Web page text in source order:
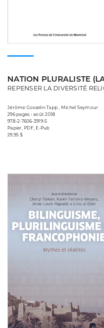
NATION PLURALISTE
REPENSER LA DIVERSITÉ
Jérôme Gosselin-Tapp , Michel Seymour
296 pages • août 2018
978-2-7606-3919-5
Papier, PDF, E-Pub
29,95 $